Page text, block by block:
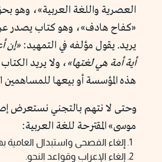
العصرية واللغة العربية»، وهو
«كفاح هادف»، وهو كتاب يصدر
يريد. يقول مؤلفه في التمهيد: «إن
أية أمة هي لغتها»، ولا يريد
هذه المؤسسة أو بيعها للمساهمين
وحتى لا نتهم بالتجني نستعرض
موسى» المقترحة للغة العربية:
إلغاء الفصحى واستبدال العامية
إلغاء الإعراب وقواعد النحو.